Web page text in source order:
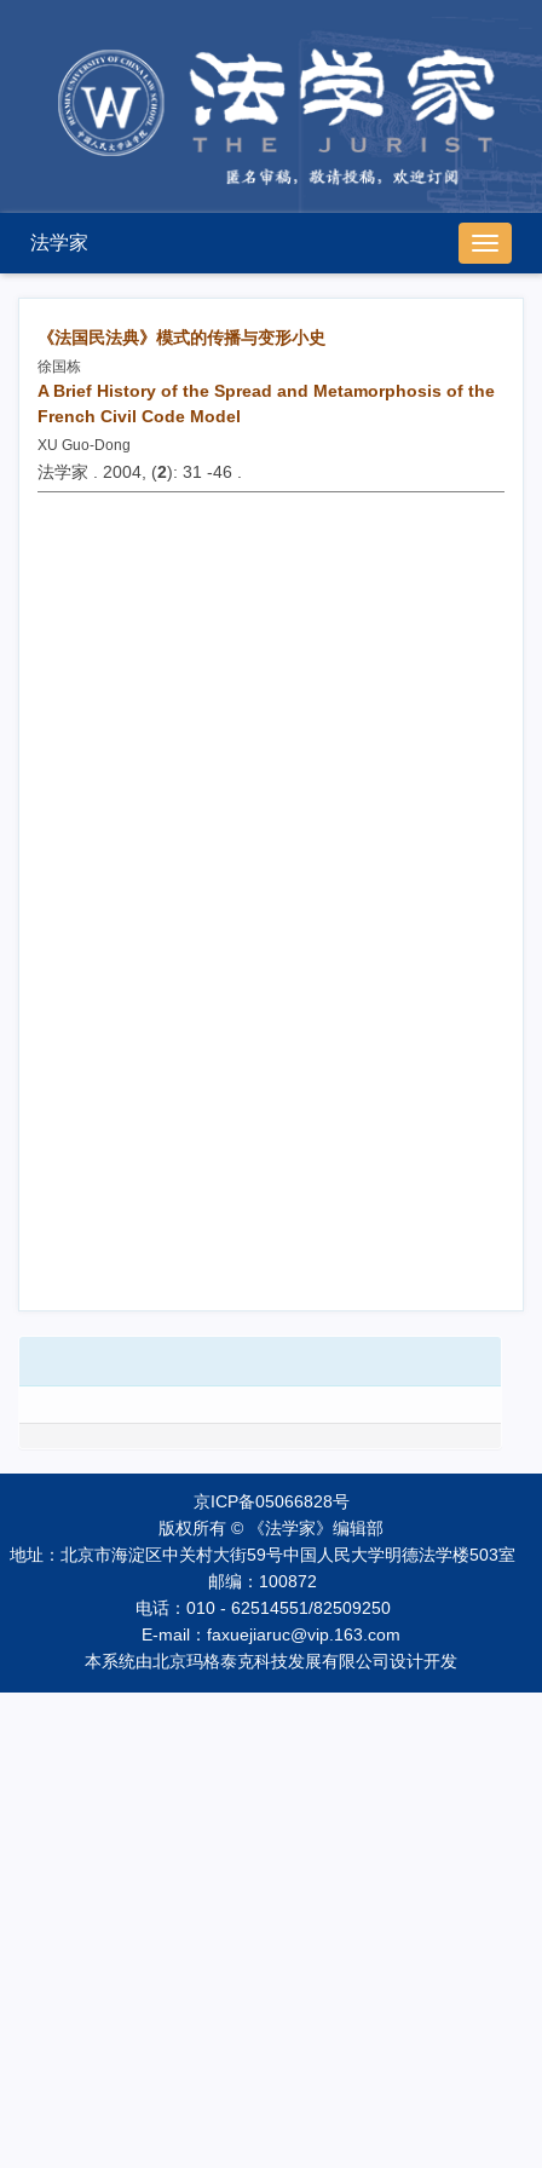
导
航
切
法学家
《法国民法典》模式的传播与变形小史
徐国栋
A Brief History of the Spread and Metamorphosis of the
French Civil Code Model
XU Guo-Dong
法学家 . 2004, (2): 31 -46 .
京ICP备05066828号
版权所有 © 《法学家》编辑部
地址：北京市海淀区中关村大街59号中国人民大学明德法学楼503室
邮编：100872
电话：010 - 62514551/82509250
E-mail：faxuejiaruc@vip.163.com
本系统由北京玛格泰克科技发展有限公司设计开发